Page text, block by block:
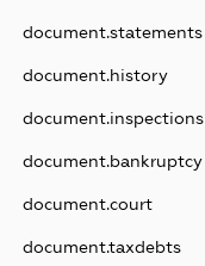
document.statements
document.history
document.inspections
document.bankruptcy
document.court
document.taxdebts